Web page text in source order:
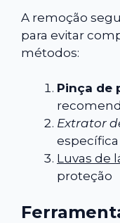
A remoção
para evitar
métodos:
Pinça de
Extrator
Luvas de
proteção